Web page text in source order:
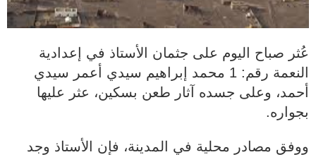
عُثر صباح اليوم على جثمان الأستاذ في إعدادية
النعمة رقم: 1 محمد إبراهيم سيدي أعمر سيدي
أحمد، وعلى جسده آثار طعن بسكين، عثر عليها
بجواره.
ووفق مصادر محلية في المدينة، فإن الأستاذ وجد